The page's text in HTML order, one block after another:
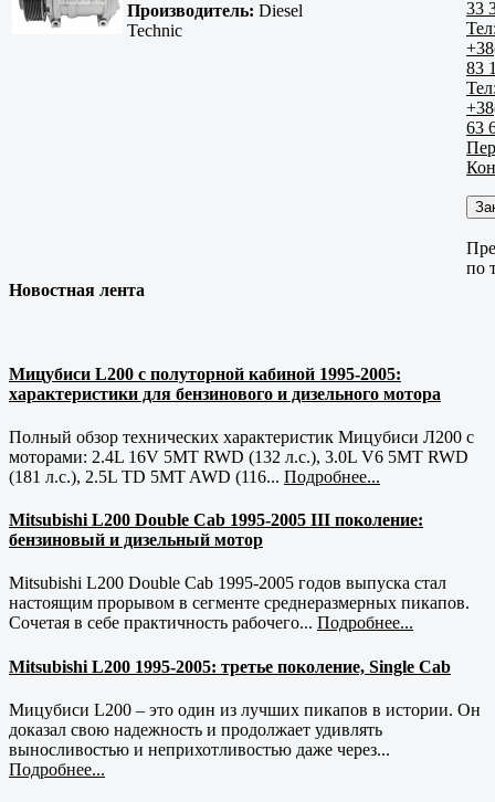
Производитель: Diesel
Technic
33
83
63
по
Новостная лента
Мицубиси L200 с полуторной кабиной 1995-2005:
характеристики для бензинового и дизельного мотора
Полный обзор технических характеристик Мицубиси Л200 с
моторами: 2.4L 16V 5MT RWD (132 л.с.), 3.0L V6 5MT RWD
(181 л.с.), 2.5L TD 5MT AWD (116... Подробнее...
Mitsubishi L200 Double Cab 1995-2005 III поколение:
бензиновый и дизельный мотор
Mitsubishi L200 Double Cab 1995-2005 годов выпуска стал
настоящим прорывом в сегменте среднеразмерных пикапов.
Сочетая в себе практичность рабочего... Подробнее...
Mitsubishi L200 1995-2005: третье поколение, Single Cab
Мицубиси L200 – это один из лучших пикапов в истории. Он
доказал свою надежность и продолжает удивлять
выносливостью и неприхотливостью даже через...
Подробнее...